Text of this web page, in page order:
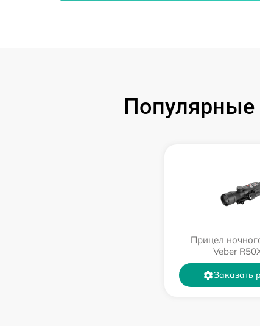
Популярные
Прицел
Veber
Заказать